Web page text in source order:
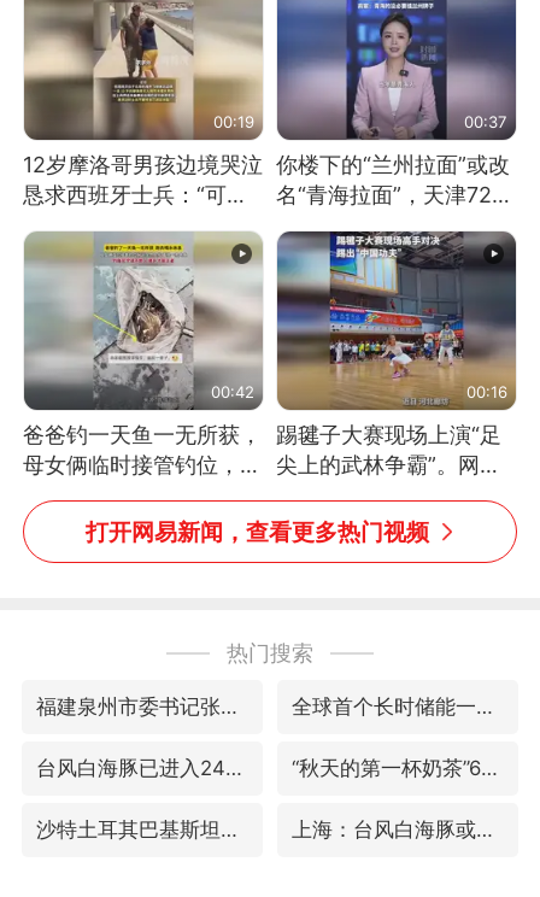
不带古筝的选手。”（来
源：新华每日电讯）
00:19
12岁摩洛哥男孩边境哭泣
恳求西班牙士兵：“可不
可以不要把我遣返回国”
00:37
你楼下的“兰州拉面”或改
名“青海拉面”，天津72家
面馆已集体更换招牌
00:42
爸爸钓一天鱼一无所获，
母女俩临时接管钓位，用
玩具鱼竿钓上大鱼
00:16
踢毽子大赛现场上演“足
尖上的武林争霸”。网
友：这哪是踢毽子，分明
是武侠片现场！#睡个好
打开网易新闻，查看更多热门视频
热门搜索
福建泉州市委书记张毅恭被查 全球首个长时储能一体化产业园量产
台风白海豚已进入24小时警戒线 “秋天的第一杯奶茶”6岁了
沙特土耳其巴基斯坦签署共同防务协议 上海：台风白海豚或将带来龙卷风